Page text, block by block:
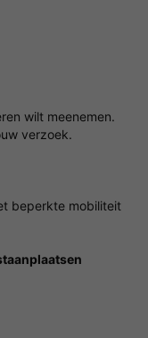
wilt meenemen.
verzoek.
beperkte mobiliteit